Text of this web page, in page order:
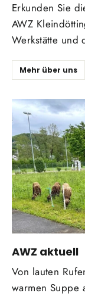
Erkunden Sie
AWZ
Werkstätte und
Mehr über uns
AWZ aktuell
Von lauten
warmen Suppe